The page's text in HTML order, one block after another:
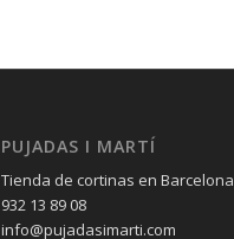
PUJADAS I MARTÍ
Tienda de cortinas en Barcelona
932 13 89 08
info@pujadasimarti.com